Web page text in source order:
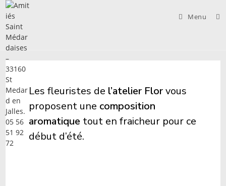
Skip
content
Menu
Les fleuristes de l’atelier Florvous
proposent une composition
aromatique tout en fraicheur pour ce
début d’été.